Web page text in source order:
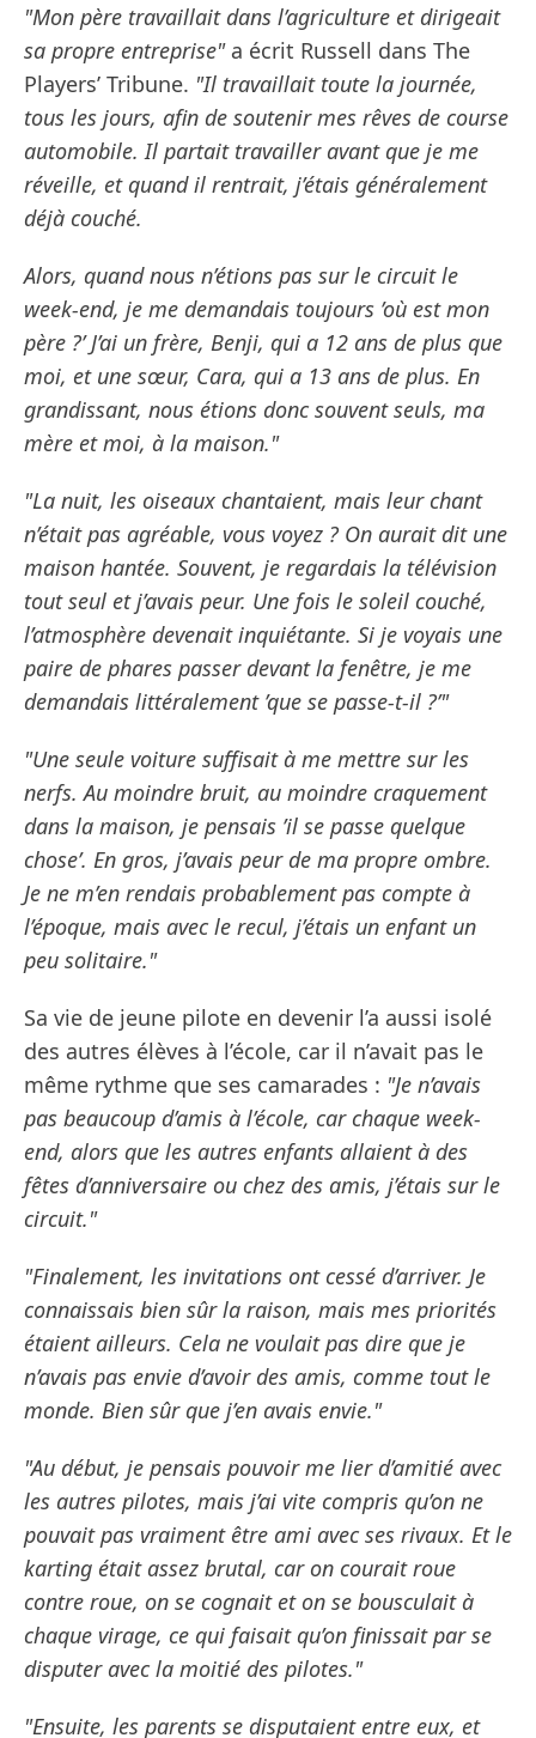
"Mon père travaillait dans l’agriculture et dirigeait
sa propre entreprise"a écrit Russell dans The
Players’ Tribune. "Il travaillait toute la journée,
tous les jours, afin de soutenir mes rêves de course
automobile. Il partait travailler avant que je me
réveille, et quand il rentrait, j’étais généralement
déjà couché.
Alors, quand nous n’étions pas sur le circuit le
week-end, je me demandais toujours ’où est mon
père ?’ J’ai un frère, Benji, qui a 12 ans de plus que
moi, et une sœur, Cara, qui a 13 ans de plus. En
grandissant, nous étions donc souvent seuls, ma
mère et moi, à la maison."
"La nuit, les oiseaux chantaient, mais leur chant
n’était pas agréable, vous voyez ? On aurait dit une
maison hantée. Souvent, je regardais la télévision
tout seul et j’avais peur. Une fois le soleil couché,
l’atmosphère devenait inquiétante. Si je voyais une
paire de phares passer devant la fenêtre, je me
demandais littéralement ’que se passe-t-il ?’"
"Une seule voiture suffisait à me mettre sur les
nerfs. Au moindre bruit, au moindre craquement
dans la maison, je pensais ’il se passe quelque
chose’. En gros, j’avais peur de ma propre ombre.
Je ne m’en rendais probablement pas compte à
l’époque, mais avec le recul, j’étais un enfant un
peu solitaire."
Sa vie de jeune pilote en devenir l’a aussi isolé
des autres élèves à l’école, car il n’avait pas le
même rythme que ses camarades : "Je n’avais
pas beaucoup d’amis à l’école, car chaque week-
end, alors que les autres enfants allaient à des
fêtes d’anniversaire ou chez des amis, j’étais sur le
circuit."
"Finalement, les invitations ont cessé d’arriver. Je
connaissais bien sûr la raison, mais mes priorités
étaient ailleurs. Cela ne voulait pas dire que je
n’avais pas envie d’avoir des amis, comme tout le
monde. Bien sûr que j’en avais envie."
"Au début, je pensais pouvoir me lier d’amitié avec
les autres pilotes, mais j’ai vite compris qu’on ne
pouvait pas vraiment être ami avec ses rivaux. Et le
karting était assez brutal, car on courait roue
contre roue, on se cognait et on se bousculait à
chaque virage, ce qui faisait qu’on finissait par se
disputer avec la moitié des pilotes."
"Ensuite, les parents se disputaient entre eux, et